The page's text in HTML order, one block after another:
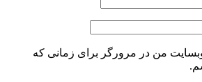
وبسایت من در مرورگر برای زمانی که